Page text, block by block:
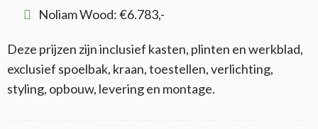
Noliam Wood: €6.783,-
Deze prijzen zijn inclusief kasten, plinten en werkblad,
exclusief spoelbak, kraan, toestellen, verlichting,
styling, opbouw, levering en montage.